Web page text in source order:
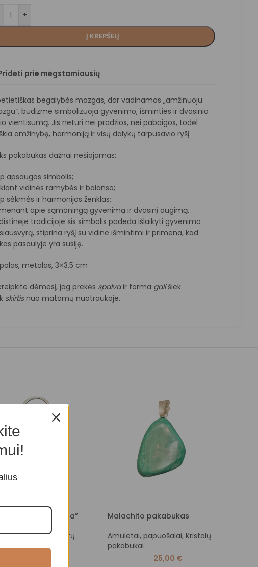
+
Į KREPŠELĮ
prie mėgstamiausių
begalybės mazgas, dar vadinamas „amžinuoju
budizme simbolizuoja gyvenimo, išminties ir dvasinio
vientisumą. Jis neturi nei pradžios, nei pabaigos, todėl
amžinybę, harmoniją ir visų dalykų tarpusavio ryšį.
pakabukas dažnai nešiojamas:
apsaugos simbolis;
vidinės ramybės ir balanso;
sėkmės ir harmonijos ženklas;
apie sąmoningą gyvenimą ir dvasinį augimą.
tradicijoje šis simbolis padeda išlaikyti gyvenimo
stiprina ryšį su vidine išmintimi ir primena, kad
pasaulyje yra susiję.
metalas, 3×3,5 cm
dėmesį, jog prekės spalvair forma gališiek
skirtisnuo matomų nuotraukoje.
pakabukas „Vadžra”
papuošalai,
Raktų
Malachito pakabukas
Amuletai, papuošalai, Kristalų
pakabukai
25,00 €